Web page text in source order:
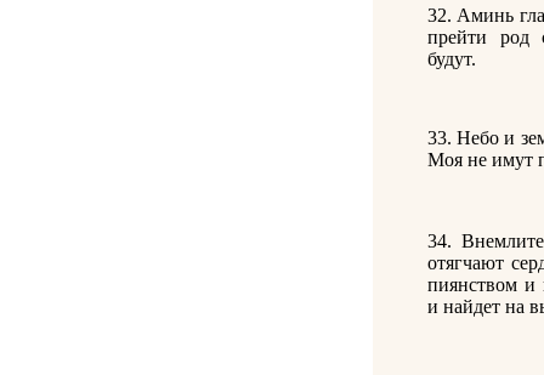
32. Аминь
прейти род
будут.
33. Небо и
Моя не имут
34.
отягчают
пиянством и
и найдет на